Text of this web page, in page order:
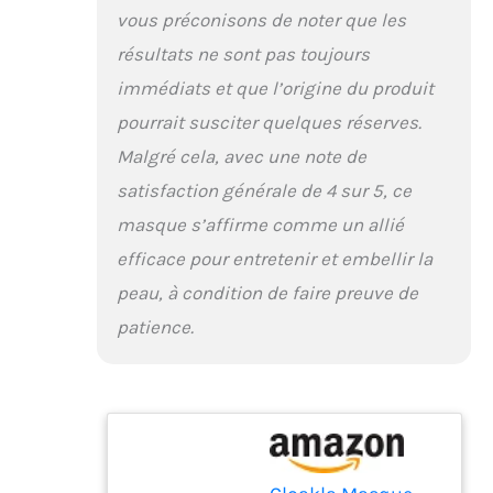
imperfections | Jaune
pour un ton uniforme |
Vert pour apaiser | Violet
pour les pores raffinés |
Cyan pour l'hydratation
| Blanc pour un boost
quotidien (Remarque :
les résultats varient
Design ultra léger et
prêt à voyager : fabriqué
qualité médicale (sans
50 % plus portable que
les masques rigides,
idéal pour un usage
domestique ou en
vous préconisons de noter que les
résultats ne sont pas toujours
immédiats et que l’origine du produit
pourrait susciter quelques réserves.
Malgré cela, avec une note de
satisfaction générale de 4 sur 5, ce
masque s’affirme comme un allié
efficace pour entretenir et embellir la
peau, à condition de faire preuve de
patience.